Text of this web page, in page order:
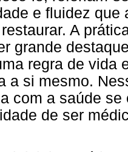
e fluidez que
A
grande
regra de vida
a si mesmo.
com a saúde
de ser